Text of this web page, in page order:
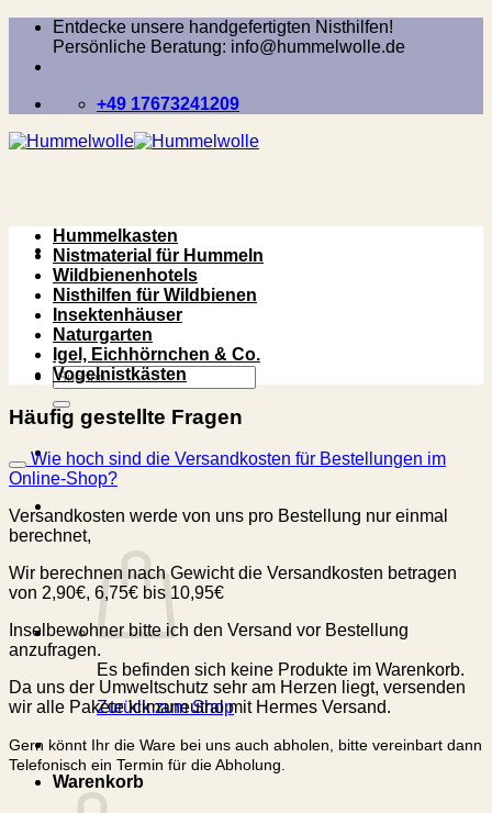
Zum
springen
Entdecke unsere handgefertigten Nisthilfen!
Persönliche Beratung: info@hummelwolle.de
+49 17673241209
Suchen
nach:
Es befinden sich keine Produkte im Warenkorb.
Zurück zum Shop
Warenkorb
Hummelkasten
Nistmaterial für Hummeln
Wildbienenhotels
Nisthilfen für Wildbienen
Insektenhäuser
Naturgarten
Igel, Eichhörnchen & Co.
Vogelnistkästen
Häufig gestellte Fragen
Wie hoch sind die Versandkosten für Bestellungen im
Online-Shop?
Versandkosten werde von uns pro Bestellung nur einmal
berechnet,
Wir berechnen nach Gewicht die Versandkosten betragen
von 2,90€, 6,75€ bis 10,95€
Inselbewohner bitte ich den Versand vor Bestellung
anzufragen.
Da uns der Umweltschutz sehr am Herzen liegt, versenden
wir alle Pakete klimaneutral mit Hermes Versand.
Gern könnt Ihr die Ware bei uns auch abholen, bitte vereinbart dann
Telefonisch ein Termin für die Abholung.